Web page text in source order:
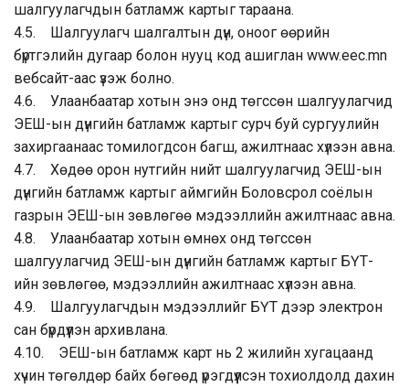
шалгуулагчдын батламж картыг тараана.
4.5. Шалгуулагч шалгалтын дүн, оноог өөрийн
бүртгэлийн дугаар болон нууц код ашиглан www.eec.mn
вебсайт-аас үзэж болно.
4.6. Улаанбаатар хотын энэ онд төгссөн шалгуулагчид
ЭЕШ-ын дүнгийн батламж картыг сурч буй сургуулийн
захиргаанаас томилогдсон багш, ажилтнаас хүлээн авна.
4.7. Хөдөө орон нутгийн нийт шалгуулагчид ЭЕШ-ын
дүнгийн батламж картыг аймгийн Боловсрол соёлын
газрын ЭЕШ-ын зөвлөгөө мэдээллийн ажилтнаас авна.
4.8. Улаанбаатар хотын өмнөх онд төгссөн
шалгуулагчид ЭЕШ-ын дүнгийн батламж картыг БҮТ-
ийн зөвлөгөө, мэдээллийн ажилтнаас хүлээн авна.
4.9. Шалгуулагчдын мэдээллийг БҮТ дээр электрон
сан бүрдүүлэн архивлана.
4.10. ЭЕШ-ын батламж карт нь 2 жилийн хугацаанд
хүчин төгөлдөр байх бөгөөд үрэгдүүлсэн тохиолдолд дахин